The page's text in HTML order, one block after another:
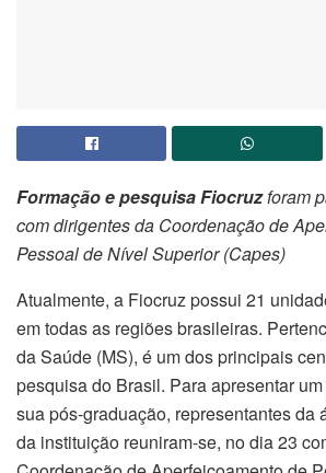
Formação e pesquisa Fiocruzforam
com dirigentes da Coordenação de
Pessoal de Nível Superior (Capes)
Atualmente, a Fiocruz possui 21
em todas as regiões brasileiras.
da Saúde (MS), é um dos principais
pesquisa do Brasil. Para apresentar
sua pós-graduação, representantes da
da instituição reuniram-se, no dia 23